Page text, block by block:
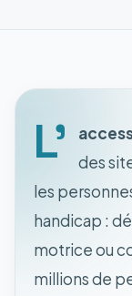
L'
des
les
handicap :
motrice ou
millions de